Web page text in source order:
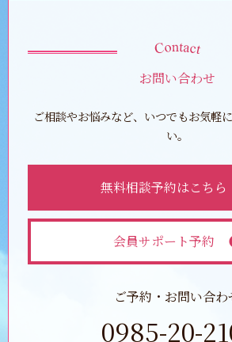
お問い合わせ
ご相談やお悩みなど、いつでもお気軽
い。
無料相談予約はこちら
会員サポート予約
ご予約・お問い合わ
0985-20-